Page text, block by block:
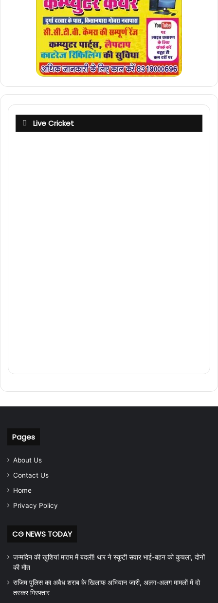
Live Cricket
Pages
About Us
Contact Us
Home
Privacy Policy
CG NEWS TODAY
जन्मदिन की खुशियां मातम में बदलीं! थार ने स्कूटी सवार भाई-बहन को कुचला, दोनों
की मौत
राजिम पुलिस का अवैध शराब के खिलाफ अभियान जारी, अलग-अलग मामलों में दो
तस्कर गिरफ्तार